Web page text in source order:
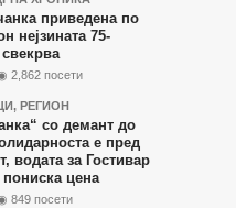
приведена по
нејзината 75-
2,862 посети
, РЕГИОН
со демант до
е пред
водата за Гостивар
пониска цена
849 посети